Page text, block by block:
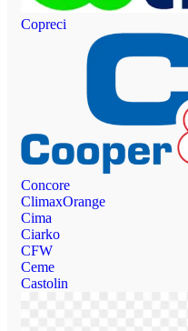
Copreci
Concore
ClimaxOrange
Cima
Ciarko
CFW
Ceme
Castolin